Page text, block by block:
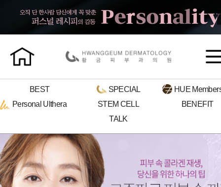
BEST SPECIAL HUE
Personal Ulthera STEM CELL
BENEFIT
TALK